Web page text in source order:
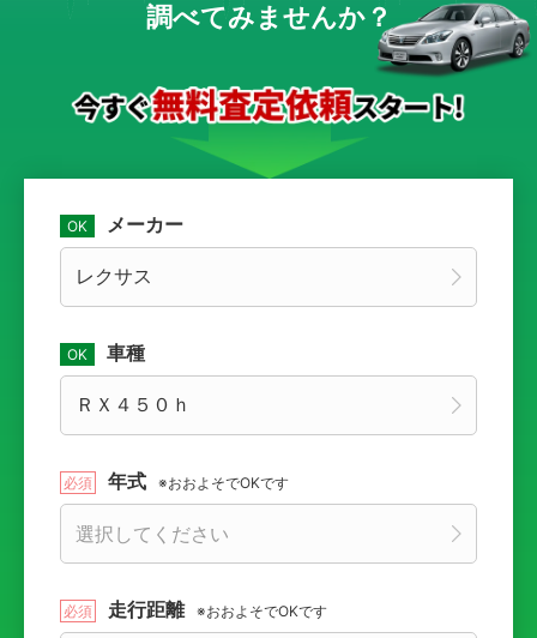
調べてみませんか？
メーカー
車種
年式 ※おおよそでOKです
走行距離 ※おおよそでOKです